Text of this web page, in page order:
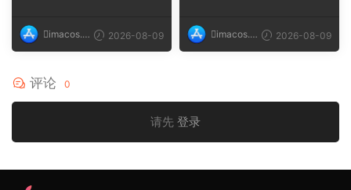
imacos.t
op
2026-08-09
imacos.t
op
2026-08-09
评论 0
请先 登录